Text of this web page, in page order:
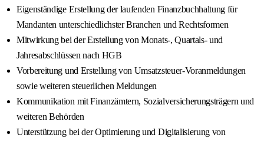
Eigenständige Erstellung der laufenden Finanzbuchhaltung für
Mandanten unterschiedlichster Branchen und Rechtsformen
Mitwirkung bei der Erstellung von Monats-, Quartals- und
Jahresabschlüssen nach HGB
Vorbereitung und Erstellung von Umsatzsteuer-Voranmeldungen
sowie weiteren steuerlichen Meldungen
Kommunikation mit Finanzämtern, Sozialversicherungsträgern und
weiteren Behörden
Unterstützung bei der Optimierung und Digitalisierung von